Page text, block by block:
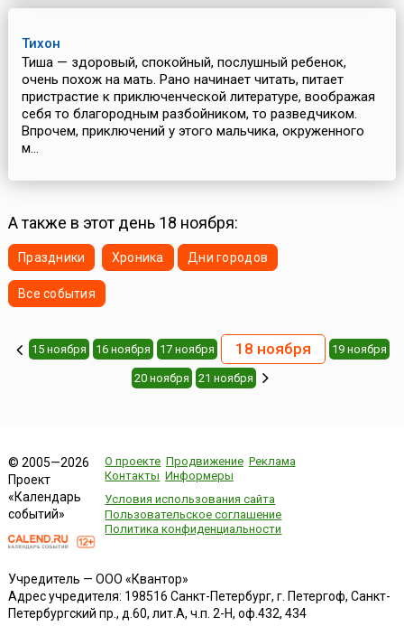
Тихон
Тиша — здоровый, спокойный, послушный ребенок,
очень похож на мать. Рано начинает читать, питает
пристрастие к приключенческой литературе, воображая
себя то благородным разбойником, то разведчиком.
Впрочем, приключений у этого мальчика, окруженного
м...
А также в этот день 18 ноября:
Праздники Хроника Дни городов
Все события
15 ноября 16 ноября 17 ноября 18 ноября 19 ноября
20 ноября 21 ноября
© 2005—2026
Проект
«Календарь
событий»
О проекте Продвижение Реклама
Контакты Информеры
Условия использования сайта
Пользовательское соглашение
Политика конфиденциальности
Учредитель — ООО «Квантор»
Адрес учредителя: 198516 Санкт-Петербург, г. Петергоф, Санкт-
Петербургский пр., д.60, лит.А, ч.п. 2-Н, оф.432, 434